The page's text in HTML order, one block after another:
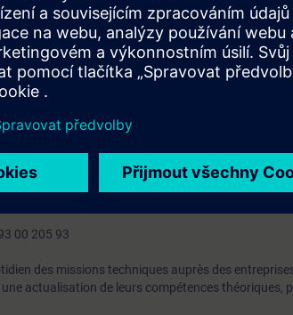
des installations CVC et / ou Connaissances de
prérequis.Pour les formations de niveau
au début de la formation.
00 205 93
des missions techniques auprès des
actualisation de leurs compétences théoriques,